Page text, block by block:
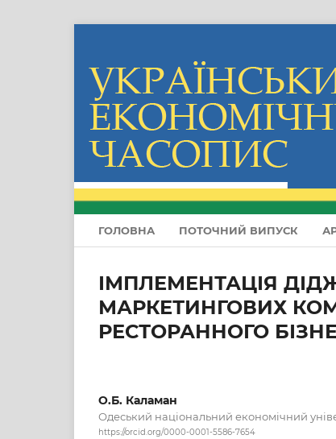
ГОЛОВНА ПОТОЧНИЙ ВИПУСК
ІМПЛЕМЕНТАЦІЯ
МАРКЕТИНГОВИХ
РЕСТОРАННОГО
О.Б. Каламан
Одеський національний економічний
https://orcid.org/0000-0001-5586-7654